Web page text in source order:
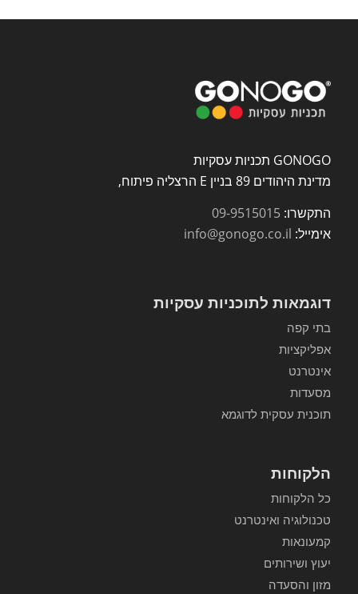
GONOGO תכניות עסקיות
מדינת היהודים 89 בניין E הרצליה פיתוח,
התקשרו: 09-9515015
אימייל: info@gonogo.co.il
דוגמאות לתוכניות עסקיות
בתי קפה
אפליקציות
אינטרנט
מסעדות
תוכנית עסקית לדוגמא
הלקוחות
כל הלקוחות
טכנולוגיה ואינטרנט
קמעונאות
יעוץ ושירותים
מזון והסעדה